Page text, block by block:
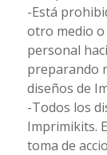
-Está
otro medio o
personal
preparando
diseños de
-Todos los
Imprimikits.
toma de